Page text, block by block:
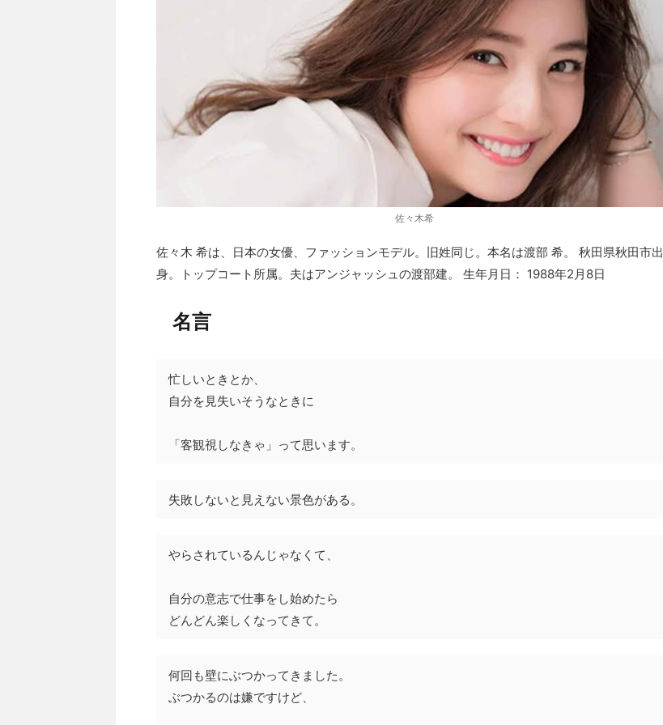
佐々木希
佐々木 希は、日本の女優、ファッションモデル。旧姓同じ。本名は渡部 希。 秋田県秋田市出
身。トップコート所属。夫はアンジャッシュの渡部建。 生年月日： 1988年2月8日
名言
忙しいときとか、
自分を見失いそうなときに
「客観視しなきゃ」って思います。
失敗しないと見えない景色がある。
やらされているんじゃなくて、
自分の意志で仕事をし始めたら
どんどん楽しくなってきて。
何回も壁にぶつかってきました。
ぶつかるのは嫌ですけど、